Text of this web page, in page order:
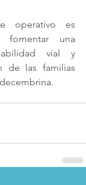
operativo es
fomentar una
vial y
de las familias